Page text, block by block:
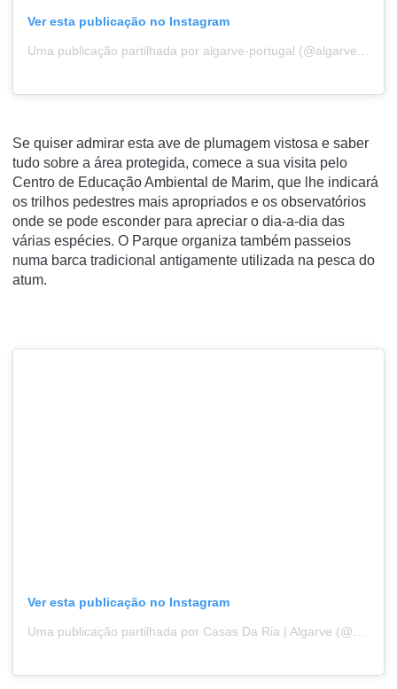
Ver esta publicação no Instagram
Se quiser admirar esta ave de plumagem vistosa e saber
tudo sobre a área protegida, comece a sua visita pelo
Centro de Educação Ambiental de Marim, que lhe indicará
os trilhos pedestres mais apropriados e os observatórios
onde se pode esconder para apreciar o dia-a-dia das
várias espécies. O Parque organiza também passeios
numa barca tradicional antigamente utilizada na pesca do
atum.
Ver esta publicação no Instagram
Uma publicação partilhada por Casas Da Ria | Algarve (@casasdaria)